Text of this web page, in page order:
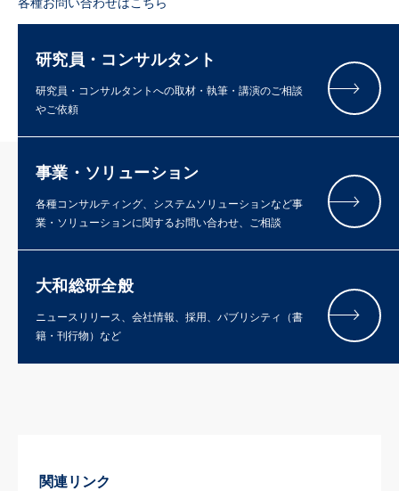
各種お問い合わせはこちら
研究員・コンサルタント
研究員・コンサルタントへの取材・執筆・講演のご相談
やご依頼
事業・ソリューション
各種コンサルティング、システムソリューションなど事
業・ソリューションに関するお問い合わせ、ご相談
大和総研全般
ニュースリリース、会社情報、採用、パブリシティ（書
籍・刊行物）など
関連リンク